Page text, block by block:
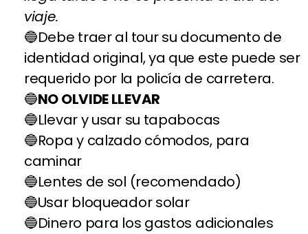
viaje.
Debe traer al tour su documento de
identidad original, ya que este puede ser
requerido por la policía de carretera.
NO OLVIDE LLEVAR
Llevar y usar su tapabocas
Ropa y calzado cómodos, para
caminar
Lentes de sol (recomendado)
Usar bloqueador solar
Dinero para los gastos adicionales